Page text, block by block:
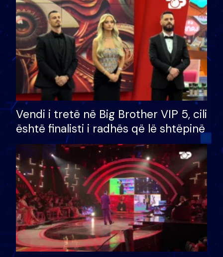
Vendi i tretë në Big Brother VIP 5, cili
është finalisti i radhës që lë shtëpinë